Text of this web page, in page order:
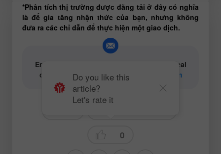
*Phân tích thị trường được đăng tải ở đây có nghĩa
là để gia tăng nhận thức của bạn, nhưng không
đưa ra các chỉ dẫn để thực hiện một giao dịch.
Email for authors of text and video analytical
content:
content-authors@instaforex.com
0
Do you like this
article?
Let's rate it